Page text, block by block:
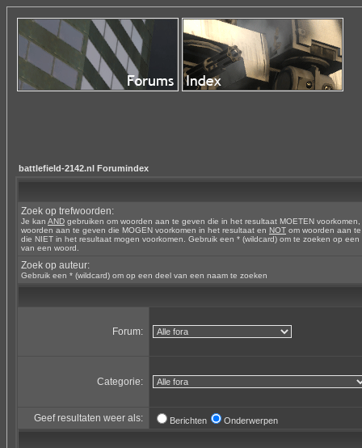
battlefield-2142.nl Forumindex
Zoek op trefwoorden:
Je kan AND gebruiken om woorden aan te geven die in het resultaat MOETEN voorkomen,
woorden aan te geven die MOGEN voorkomen in het resultaat en NOT om woorden aan
die NIET in het resultaat mogen voorkomen. Gebruik een * (wildcard) om te zoeken op een
van een woord.
Zoek op auteur:
Gebruik een * (wildcard) om op een deel van een naam te zoeken
Forum:
Categorie:
Geef resultaten weer als: Berichten Onderwerpen